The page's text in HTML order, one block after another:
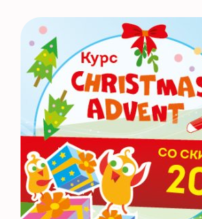
Калининград
Камышлов
Киров
Курск
Ленинградская
область
Махачкала
Москва